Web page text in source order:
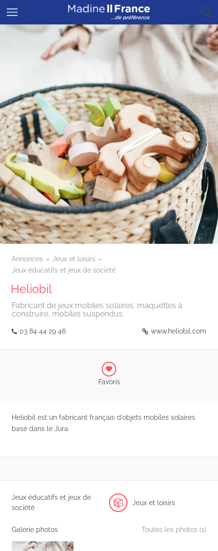
Annonces
Jeux et loisirs
Jeux éducatifs et jeux de société
Heliobil
Fabricant de jeux mobiles solaires, maquettes à
construire, mobiles suspendus.
03 84 44 29 46 www.heliobil.com
Favoris
Heliobil est un fabricant français d’objets mobiles solaires
basé dans le Jura.
Jeux éducatifs et jeux de
société
Jeux et loisirs
Galerie photos Toutes les photos (1)